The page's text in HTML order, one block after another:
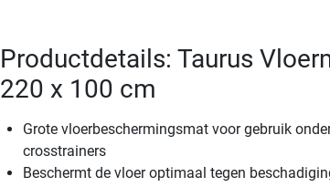
Productdetails: Taurus
220 x 100 cm
Grote vloerbeschermingsmat voor gebruik
crosstrainers
Beschermt de vloer optimaal tegen